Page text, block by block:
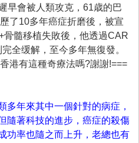
早會被人類攻克，61歳的巴
了10多年癌症折磨後，被宣
髓移植失敗後，他透過CAR
全缓解，至今多年無復發。
港有這種奇療法嗎?謝謝!===
年來其中一個針對的病症，
隨著科技的進步，癌症的殺傷
功率也隨之而上升，老總也有